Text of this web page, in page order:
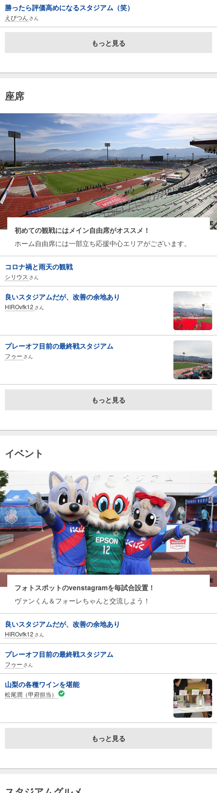
勝ったら評価高めになるスタジアム（笑）
えびつん さん
もっと見る
座席
初めての観戦にはメイン自由席がオススメ！
ホーム自由席には一部立ち応援中心エリアがございます。
コロナ禍と雨天の観戦
シリウス さん
良いスタジアムだが、改善の余地あり
HIROvfk12 さん
プレーオフ目前の最終戦スタジアム
フゥー さん
もっと見る
イベント
フォトスポットのvenstagramを毎試合設置！
ヴァンくん＆フォーレちゃんと交流しよう！
良いスタジアムだが、改善の余地あり
HIROvfk12 さん
プレーオフ目前の最終戦スタジアム
フゥー さん
山梨の各種ワインを堪能
松尾潤（甲府担当）
もっと見る